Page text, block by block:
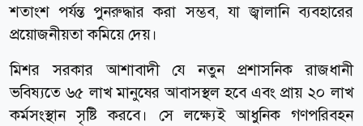
শতাংশ পর্যন্ত পুনরুদ্ধার করা সম্ভব, যা জ্বালানি ব্যবহারের
প্রয়োজনীয়তা কমিয়ে দেয়।
মিশর সরকার আশাবাদী যে নতুন প্রশাসনিক রাজধানী
ভবিষ্যতে ৬৫ লাখ মানুষের আবাসস্থল হবে এবং প্রায় ২০ লাখ
কর্মসংস্থান সৃষ্টি করবে। সে লক্ষ্যেই আধুনিক গণপরিবহন